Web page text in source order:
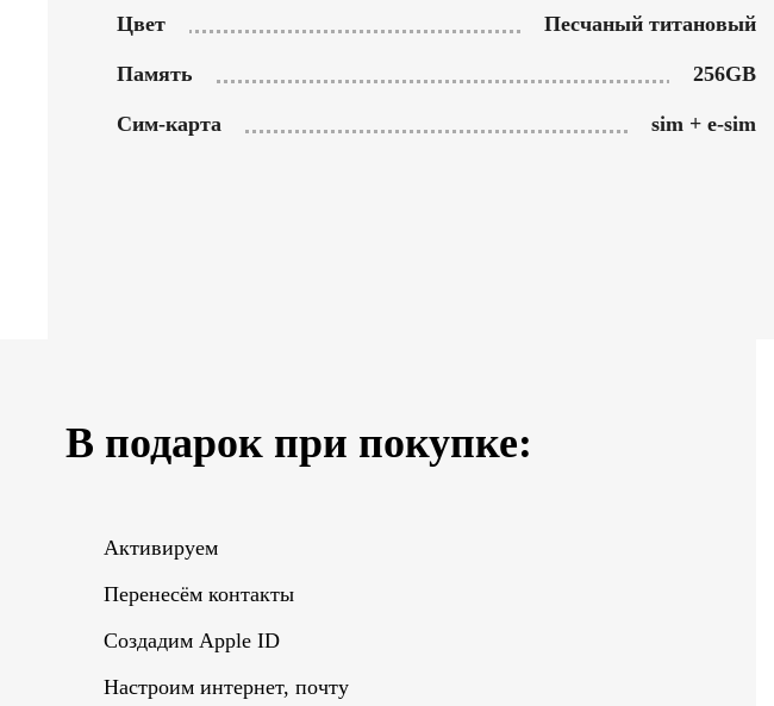
Цвет Песчаный титановый
Память 256GB
Сим-карта sim + e-sim
В подарок при покупке:
Активируем
Перенесём контакты
Создадим Apple ID
Настроим интернет, почту